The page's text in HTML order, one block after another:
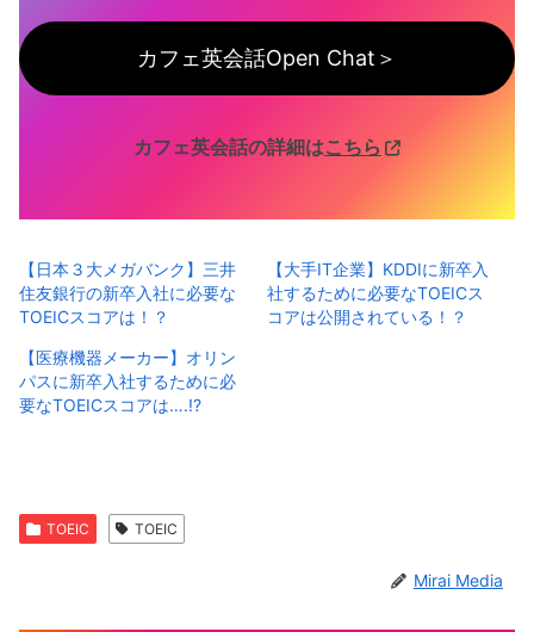
カフェ英会話Open Chat＞
カフェ英会話の詳細はこちら
【日本３大メガバンク】三井
住友銀行の新卒入社に必要な
TOEICスコアは！？
【大手IT企業】KDDIに新卒入
社するために必要なTOEICス
コアは公開されている！？
【医療機器メーカー】オリン
パスに新卒入社するために必
要なTOEICスコアは….!?
TOEIC TOEIC
Mirai Media